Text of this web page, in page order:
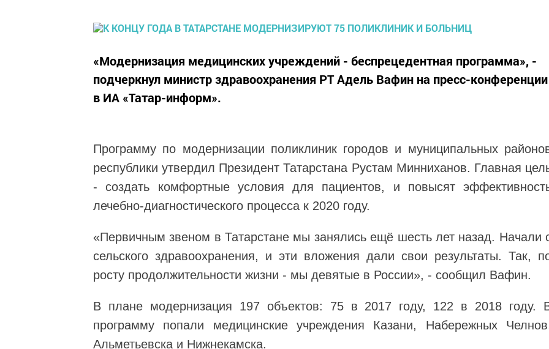
«Модернизация медицинских учреждений - беспрецедентная программа», -
подчеркнул министр здравоохранения РТ Адель Вафин на пресс-конференции
в ИА «Татар-информ».
Программу по модернизации поликлиник городов и муниципальных
республики утвердил Президент Татарстана Рустам Минниханов. Главная
- создать комфортные условия для пациентов, и повысят
лечебно-диагностического процесса к 2020 году.
«Первичным звеном в Татарстане мы занялись ещё шесть лет назад. Начали
сельского здравоохранения, и эти вложения дали свои результаты. Так,
росту продолжительности жизни - мы девятые в России», - сообщил Вафин.
В плане модернизация 197 объектов: 75 в 2017 году, 122 в 2018 году.
программу попали медицинские учреждения Казани, Набережных
Альметьевска и Нижнекамска.